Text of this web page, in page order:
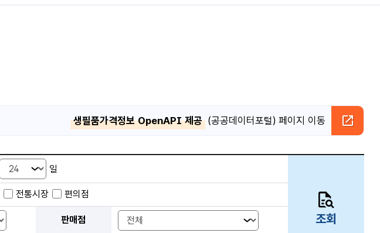
생필품가격정보 OpenAPI 제공 (공공데이터포털) 페이지 이동
일
전통시장 편의점
판매점 조회